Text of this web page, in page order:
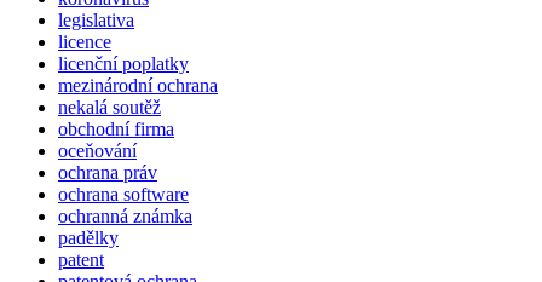
legislativa
licence
licenční poplatky
mezinárodní ochrana
nekalá soutěž
obchodní firma
oceňování
ochrana práv
ochrana software
ochranná známka
padělky
patent